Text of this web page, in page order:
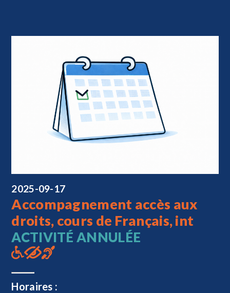
2025-09-17
Accompagnement accès aux
droits, cours de Français, int
ACTIVITÉ ANNULÉE
Horaires :